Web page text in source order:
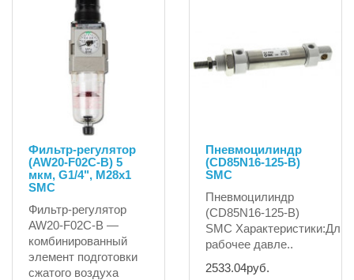
Фильтр-регулятор
(AW20-F02C-B) 5
мкм, G1/4", M28x1
SMC
Фильтр-регулятор
AW20-F02C-B —
комбинированный
элемент подготовки
сжатого воздуха
Пневмоцилиндр
(CD85N16-125-B)
SMC
Пневмоцилиндр
(CD85N16-125-B)
SMC
рабочее давле..
2533.04руб.